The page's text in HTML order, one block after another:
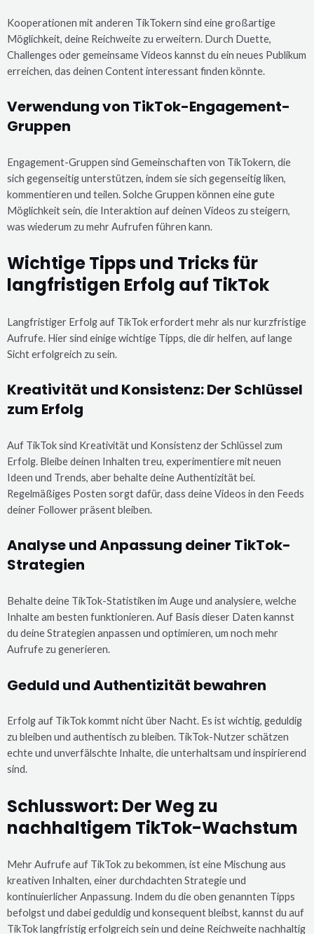
Kooperationen mit anderen TikTokern sind eine großartige
Möglichkeit, deine Reichweite zu erweitern. Durch Duette,
Challenges oder gemeinsame Videos kannst du ein neues Publikum
erreichen, das deinen Content interessant finden könnte.
Verwendung von TikTok-Engagement-
Gruppen
Engagement-Gruppen sind Gemeinschaften von TikTokern, die
sich gegenseitig unterstützen, indem sie sich gegenseitig liken,
kommentieren und teilen. Solche Gruppen können eine gute
Möglichkeit sein, die Interaktion auf deinen Videos zu steigern,
was wiederum zu mehr Aufrufen führen kann.
Wichtige Tipps und Tricks für
langfristigen Erfolg auf TikTok
Langfristiger Erfolg auf TikTok erfordert mehr als nur kurzfristige
Aufrufe. Hier sind einige wichtige Tipps, die dir helfen, auf lange
Sicht erfolgreich zu sein.
Kreativität und Konsistenz: Der Schlüssel
zum Erfolg
Auf TikTok sind Kreativität und Konsistenz der Schlüssel zum
Erfolg. Bleibe deinen Inhalten treu, experimentiere mit neuen
Ideen und Trends, aber behalte deine Authentizität bei.
Regelmäßiges Posten sorgt dafür, dass deine Videos in den Feeds
deiner Follower präsent bleiben.
Analyse und Anpassung deiner TikTok-
Strategien
Behalte deine TikTok-Statistiken im Auge und analysiere, welche
Inhalte am besten funktionieren. Auf Basis dieser Daten kannst
du deine Strategien anpassen und optimieren, um noch mehr
Aufrufe zu generieren.
Geduld und Authentizität bewahren
Erfolg auf TikTok kommt nicht über Nacht. Es ist wichtig, geduldig
zu bleiben und authentisch zu bleiben. TikTok-Nutzer schätzen
echte und unverfälschte Inhalte, die unterhaltsam und inspirierend
sind.
Schlusswort: Der Weg zu
nachhaltigem TikTok-Wachstum
Mehr Aufrufe auf TikTok zu bekommen, ist eine Mischung aus
kreativen Inhalten, einer durchdachten Strategie und
kontinuierlicher Anpassung. Indem du die oben genannten Tipps
befolgst und dabei geduldig und konsequent bleibst, kannst du auf
TikTok langfristig erfolgreich sein und deine Reichweite nachhaltig